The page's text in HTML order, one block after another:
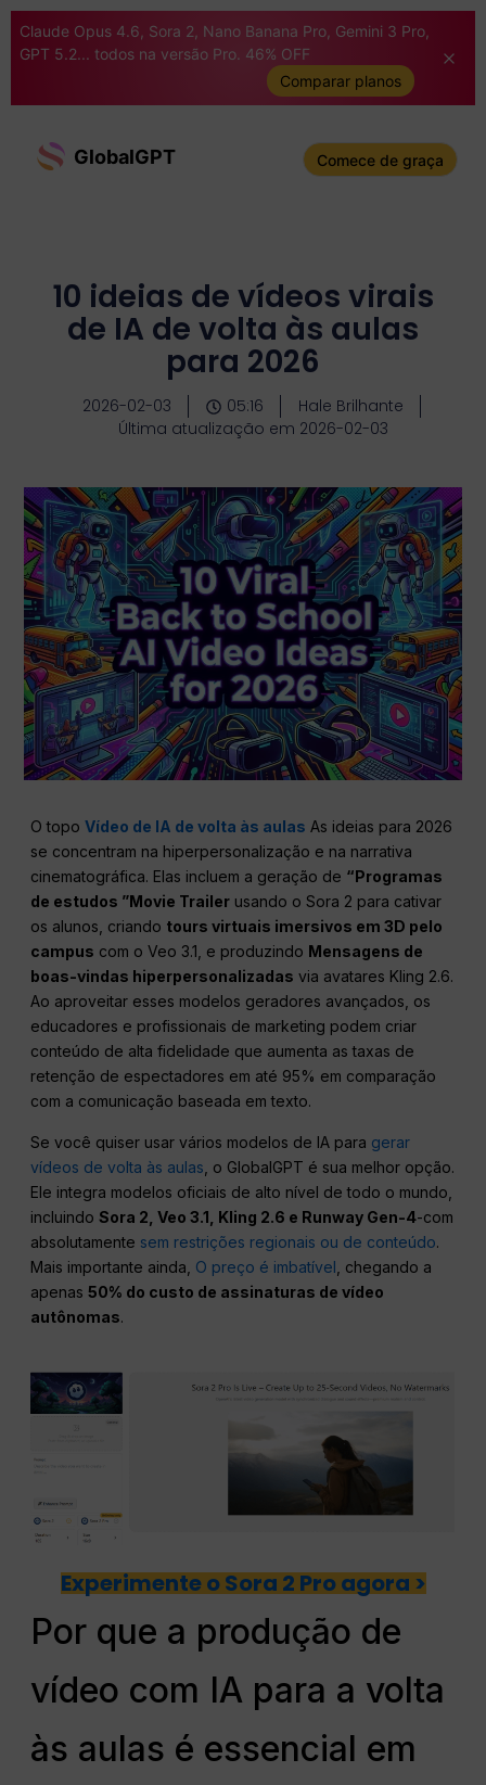
Claude Opus 4.6, Sora 2, Nano Banana Pro, Gemini 3 Pro,
GPT 5.2... todos na versão Pro. 46% OFF
Comparar planos
GlobalGPT Comece de graça
10 ideias de vídeos virais
de IA de volta às aulas
para 2026
2026-02-03 05:16
Hale Brilhante
Última atualização em 2026-02-03
O topoVídeo de IA de volta às aulas As ideias para 2026
se concentram na hiperpersonalização e na narrativa
cinematográfica. Elas incluem a geração de “Programas
de estudos ”Movie Trailer usando o Sora 2 para cativar
os alunos, criando tours virtuais imersivos em 3D pelo
campus com o Veo 3.1, e produzindo Mensagens de
boas-vindas hiperpersonalizadas via avatares Kling 2.6.
Ao aproveitar esses modelos geradores avançados, os
educadores e profissionais de marketing podem criar
conteúdo de alta fidelidade que aumenta as taxas de
retenção de espectadores em até 95% em comparação
com a comunicação baseada em texto.
Se você quiser usar vários modelos de IA para gerar
vídeos de volta às aulas , o GlobalGPT é sua melhor opção.
Ele integra modelos oficiais de alto nível de todo o mundo,
incluindoSora 2, Veo 3.1, Kling 2.6 e Runway Gen-4-com
absolutamente sem restrições regionais ou de conteúdo.
Mais importante ainda, O preço é imbatível , chegando a
apenas50% do custo de assinaturas de vídeo
autônomas.
Experimente o Sora 2 Pro agora >
Por que a produção de
vídeo com IA para a volta
às aulas é essencial em